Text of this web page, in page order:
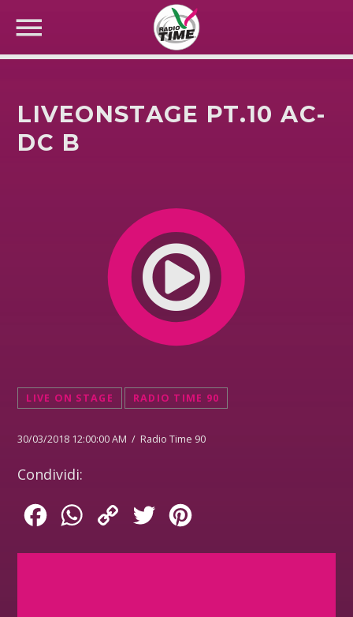
LIVEONSTAGE PT.10 AC-
DC B
LIVE ON STAGE RADIO TIME 90
30/03/2018 12:00:00 AM / Radio Time 90
Condividi:
FacebookWhatsApp
Copy
Twitter